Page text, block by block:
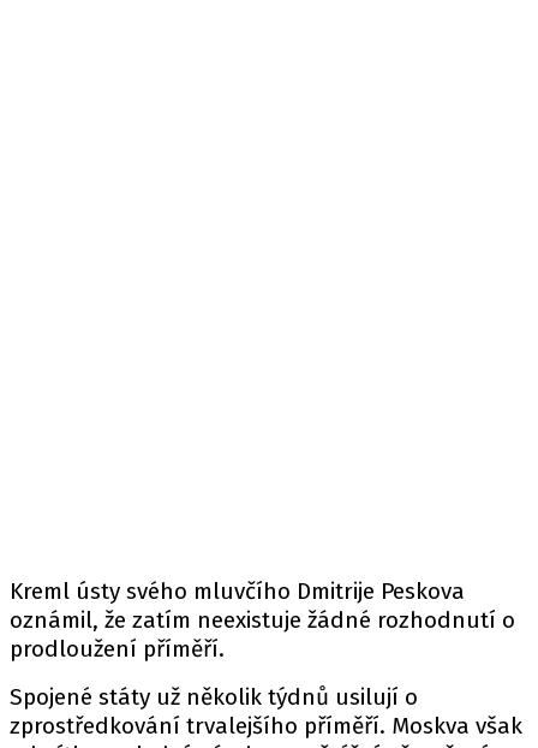
Kreml ústy svého mluvčího Dmitrije Peskova
oznámil, že zatím neexistuje žádné rozhodnutí o
prodloužení příměří.
Spojené státy už několik týdnů usilují o
zprostředkování trvalejšího příměří. Moskva však